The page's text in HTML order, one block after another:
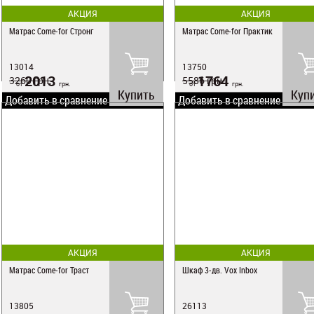
АКЦИЯ
Матрас Come-for Стронг
13014
3260грн.
от2013 грн.
Купить
Добавить в сравнение
АКЦИЯ
Матрас Come-for Практик
13750
5586грн.
от1764 грн.
Добавить в сравнение
АКЦИЯ
Матрас Come-for Траст
13805
АКЦИЯ
Шкаф 3-дв. Vox Inbox
26113